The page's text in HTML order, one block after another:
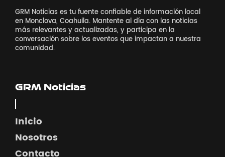
GRM Noticias es tu fuente confiable de información local
en Monclova, Coahuila. Mantente al día con las noticias
más relevantes y actualizadas, y participa en la
conversación sobre los eventos que impactan a nuestra
comunidad.
GRM Noticias
Inicio
Nosotros
Contacto